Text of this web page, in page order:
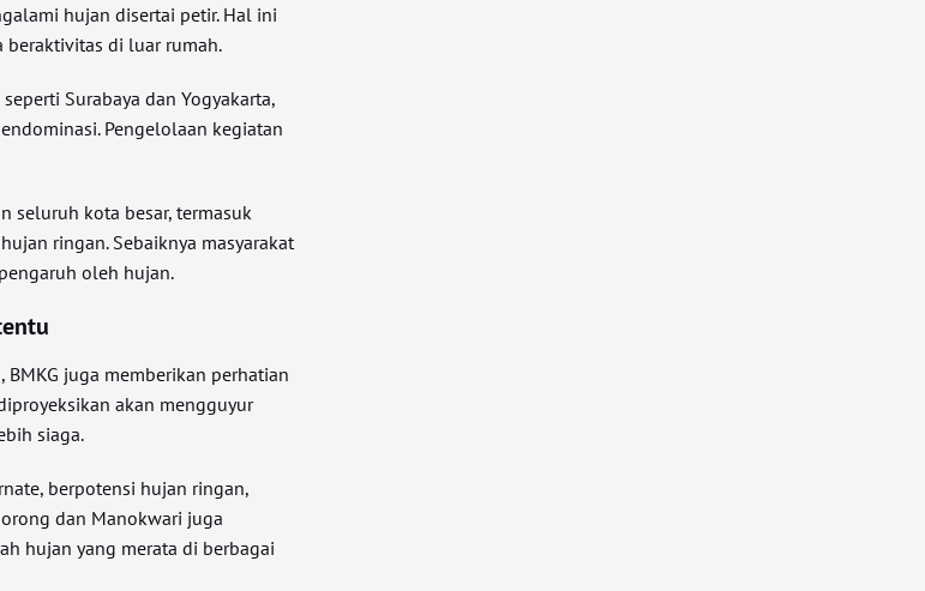
hujan disertai petir. Hal ini
beraktivitas di luar rumah.
Surabaya dan Yogyakarta,
Pengelolaan kegiatan
seluruh kota besar, termasuk
ringan. Sebaiknya masyarakat
oleh hujan.
juga memberikan perhatian
akan mengguyur
siaga.
berpotensi hujan ringan,
dan Manokwari juga
hujan yang merata di berbagai